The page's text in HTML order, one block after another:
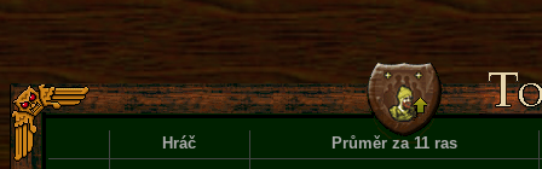
Hráč Průměr za 11 ras